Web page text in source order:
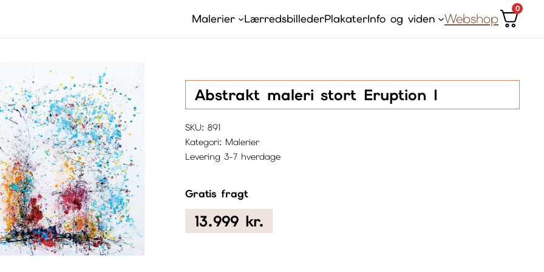
Malerier LærredsbillederPlakaterInfo og viden Webshop
0
Abstrakt maleri stort Eruption I
SKU: 891
Kategori: Malerier
Levering 3-7 hverdage
Gratis fragt
13.999 kr.